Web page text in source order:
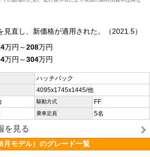
見直し、新価格が適用された。（2021.5）
万円～208万円
万円～304万円
ハッチバック
4095x1745x1445/他
駆動方式 FF
乗車定員 5名
を見る
モデル）のグレード一覧